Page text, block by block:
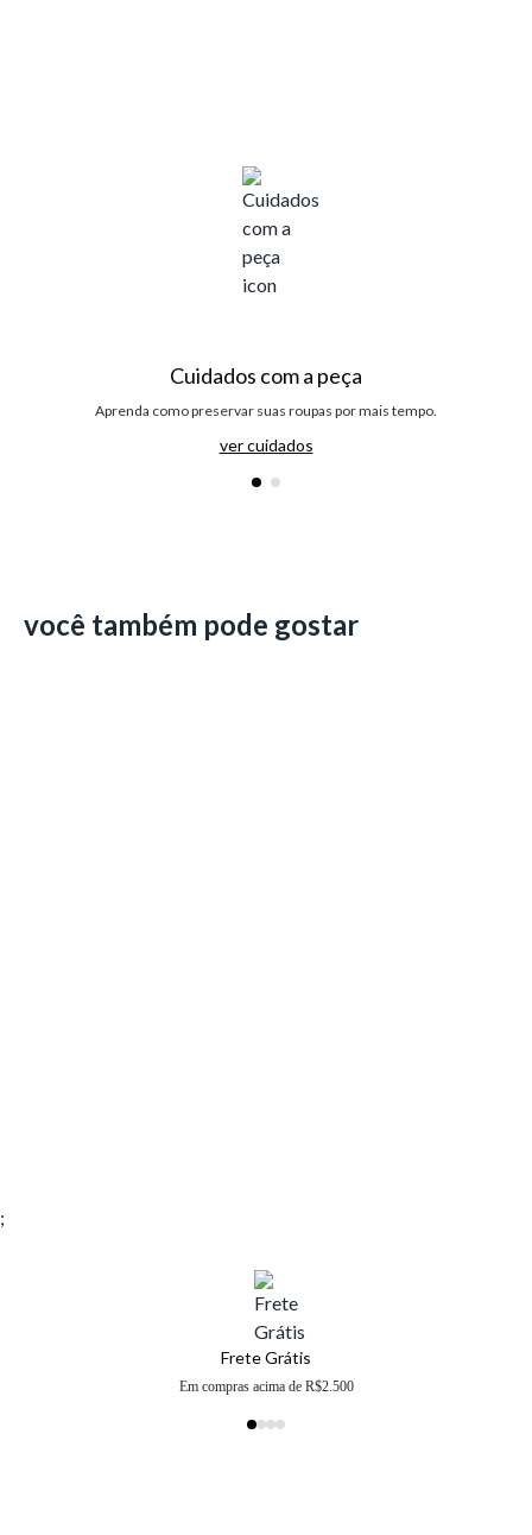
Cuidados com a peça
Aprenda como preservar suas roupas por mais tempo.
ver cuidados
você também pode gostar
;
Frete Grátis
Em compras acima de R$2.500